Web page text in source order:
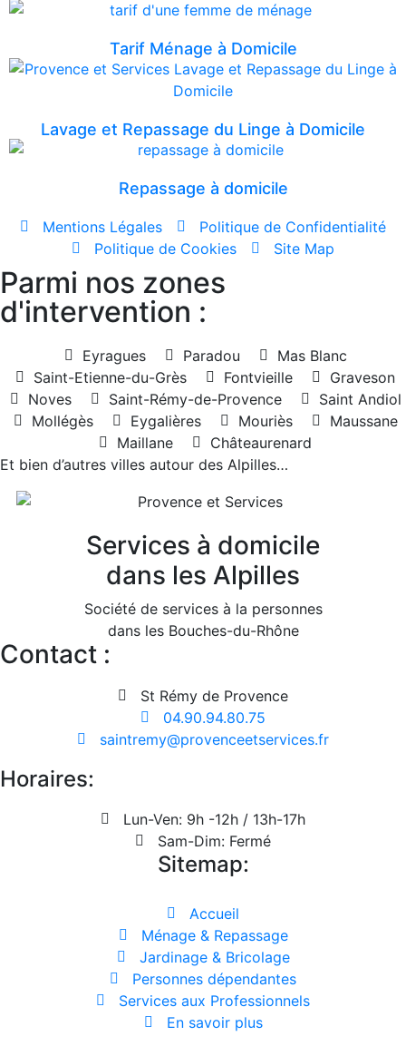
Tarif Ménage à Domicile
Lavage et Repassage du Linge à Domicile
Repassage à domicile
Mentions Légales
Politique de Confidentialité
Politique de Cookies
Site Map
Parmi nos zones
d'intervention :
Eyragues Paradou
Mas Blanc
Saint-Etienne-du-Grès
Fontvieille
Graveson
Noves
Saint-Rémy-de-Provence
Saint Andiol
Mollégès
Eygalières Mouriès
Maussane
Maillane
Châteaurenard
Et bien d’autres villes autour des Alpilles…
Services à domicile
dans les Alpilles
Société de services à la personnes
dans les Bouches-du-Rhône
Contact :
St Rémy de Provence
04.90.94.80.75
saintremy@provenceetservices.fr
Horaires:
Lun-Ven: 9h -12h / 13h-17h
Sam-Dim: Fermé
Sitemap:
Accueil
Ménage & Repassage
Jardinage & Bricolage
Personnes dépendantes
Services aux Professionnels
En savoir plus